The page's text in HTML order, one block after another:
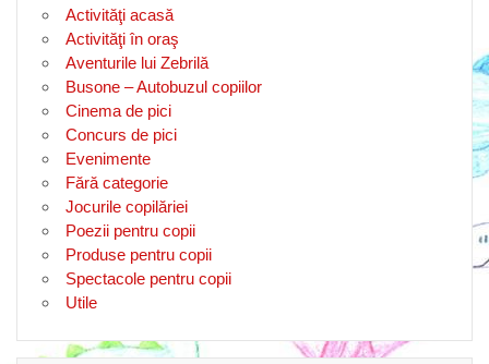
Activităţi acasă
Activităţi în oraş
Aventurile lui Zebrilă
Busone – Autobuzul copiilor
Cinema de pici
Concurs de pici
Evenimente
Fără categorie
Jocurile copilăriei
Poezii pentru copii
Produse pentru copii
Spectacole pentru copii
Utile